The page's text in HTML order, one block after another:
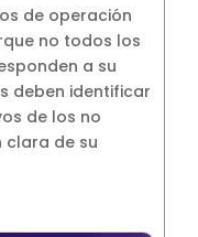
de operación
no todos los
a su
deben identificar
de los no
clara de su